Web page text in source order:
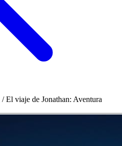
/ El viaje de Jonathan: Aventura